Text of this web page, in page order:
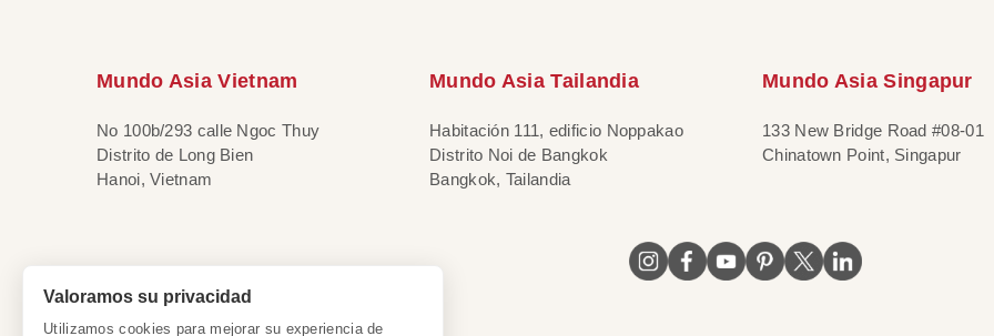
Mundo Asia Vietnam
No 100b/293 calle Ngoc Thuy
Distrito de Long Bien
Hanoi, Vietnam
Mundo Asia Tailandia
Habitación 111, edificio Noppakao
Distrito Noi de Bangkok
Bangkok, Tailandia
Mundo Asia Singapur
133 New Bridge Road #08-01
Chinatown Point, Singapur
Valoramos su privacidad
Utilizamos cookies para mejorar su experiencia de